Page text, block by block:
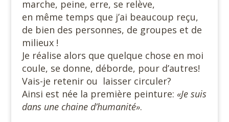
marche, peine, erre, se relève,
en même temps que j’ai beaucoup reçu,
de bien des personnes, de groupes et de
milieux !
Je réalise alors que quelque chose en moi
coule, se donne, déborde, pour d’autres!
Vais-je retenir ou laisser circuler?
Ainsi est née la première peinture: «Je suis
dans une chaine d’humanité».